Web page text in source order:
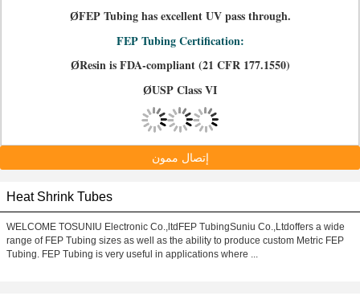
ØFEP Tubing has excellent UV pass through.
FEP Tubing Certification:
ØResin is FDA-compliant (21 CFR 177.1550)
ØUSP Class VI
إتصال ممون
Heat Shrink Tubes
WELCOME TOSUNIU Electronic Co.,ltdFEP TubingSuniu Co.,Ltdoffers a wide
range of FEP Tubing sizes as well as the ability to produce custom Metric FEP
Tubing. FEP Tubing is very useful in applications where ...